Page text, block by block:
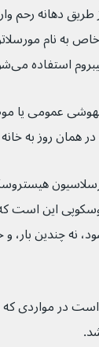
به نام
استفاده می‌شود.
این است
وارد می‌شود، نه
در مواردی